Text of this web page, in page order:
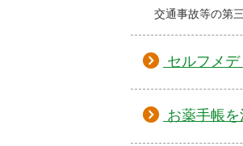
交通事故等の第
セルフメ
お薬手帳